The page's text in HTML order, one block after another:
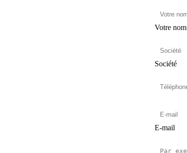
Votre nom
Société
E-mail